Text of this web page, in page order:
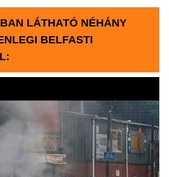
LÁTHATÓ NÉHÁNY
BELFASTI